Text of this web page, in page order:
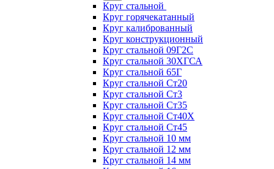
Круг стальной
Круг горячекатанный
Круг калиброванный
Круг конструкционный
Круг стальной 09Г2С
Круг стальной 30ХГСА
Круг стальной 65Г
Круг стальной Ст20
Круг стальной Ст3
Круг стальной Ст35
Круг стальной Ст40Х
Круг стальной Ст45
Круг стальной 10 мм
Круг стальной 12 мм
Круг стальной 14 мм